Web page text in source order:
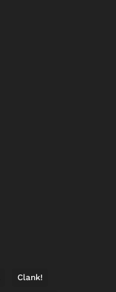
Clank!